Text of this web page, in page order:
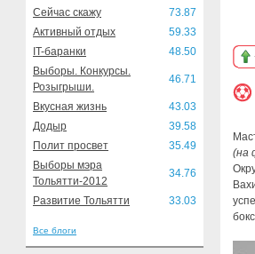
Сейчас скажу
73.87
Активный отдых
59.33
IT-баранки
48.50
Выборы. Конкурсы.
Розыгрыши.
46.71
Вкусная жизнь
43.03
Додыр
39.58
Полит просвет
35.49
Выборы мэра
Тольятти-2012
34.76
Развитие Тольятти 33.03
Все блоги
(на